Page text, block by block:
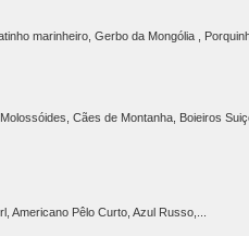
marinheiro, Gerbo da Mongólia ,
Cães de Montanha, Boieiros
Americano Pêlo Curto, Azul Russo,...